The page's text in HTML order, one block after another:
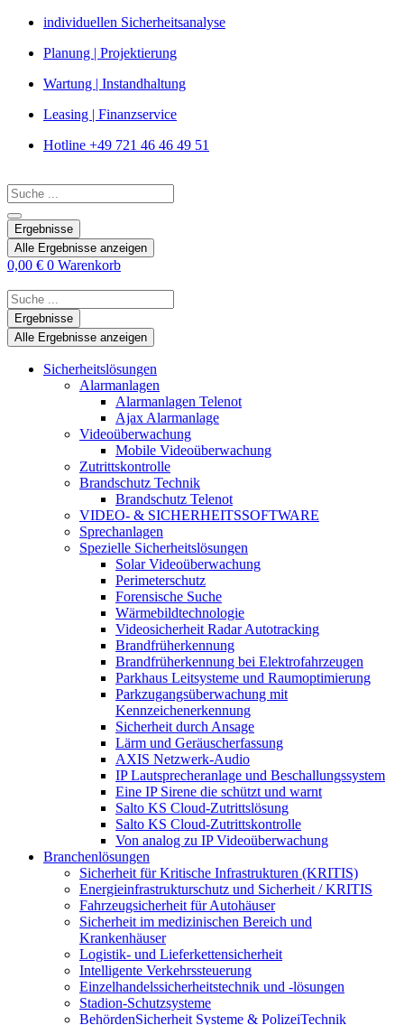
Zum
springen
individuellen Sicherheitsanalyse
Planung | Projektierung
Wartung | Instandhaltung
Leasing | Finanzservice
Hotline +49 721 46 46 49 51
Search
...
Ergebnisse
Alle Ergebnisse anzeigen
0,00 € 0 Warenkorb
Search
...Ergebnisse
Alle Ergebnisse anzeigen
Sicherheitslösungen
Alarmanlagen
Alarmanlagen Telenot
Ajax Alarmanlage
Videoüberwachung
Mobile Videoüberwachung
Zutrittskontrolle
Brandschutz Technik
Brandschutz Telenot
VIDEO- & SICHERHEITSSOFTWARE
Sprechanlagen
Spezielle Sicherheitslösungen
Solar Videoüberwachung
Perimeterschutz
Forensische Suche
Wärmebildtechnologie
Videosicherheit Radar Autotracking​
Brandfrüherkennung
Brandfrüherkennung bei Elektrofahrzeugen
Parkhaus Leitsysteme und Raumoptimierung
Parkzugangsüberwachung mit
Kennzeichenerkennung
Sicherheit durch Ansage
Lärm und Geräuscherfassung
AXIS Netzwerk-Audio
IP Lautsprecheranlage und Beschallungssystem
Eine IP Sirene die schützt und warnt
Salto KS Cloud-Zutrittslösung
Salto KS Cloud-Zutrittskontrolle
Von analog zu IP Videoüberwachung
Branchenlösungen
Sicherheit für Kritische Infrastrukturen (KRITIS)
Energieinfrastrukturschutz und Sicherheit / KRITIS
Fahrzeugsicherheit für Autohäuser
Sicherheit im medizinischen Bereich und
Krankenhäuser
Logistik- und Lieferkettensicherheit
Intelligente Verkehrssteuerung
Einzelhandelssicherheitstechnik und -lösungen
Stadion-Schutzsysteme
BehördenSicherheit Systeme & PolizeiTechnik